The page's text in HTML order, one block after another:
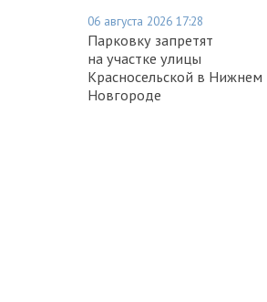
06 августа 2026 17:28
Парковку запретят
на участке улицы
Красносельской в Нижнем
Новгороде